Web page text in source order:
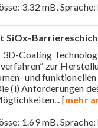
3.32 mB, Sprache:
3D-Coating
zur
und
(i) Anforderungen
... [mehr
1.69 mB, Sprache: